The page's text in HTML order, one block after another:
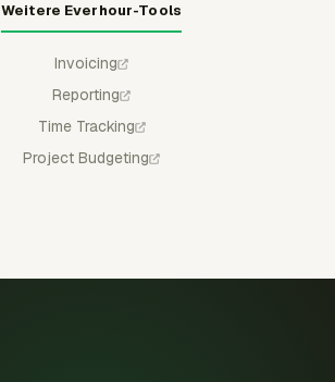
Weitere Everhour-Tools
Invoicing
Reporting
Time Tracking
Project Budgeting